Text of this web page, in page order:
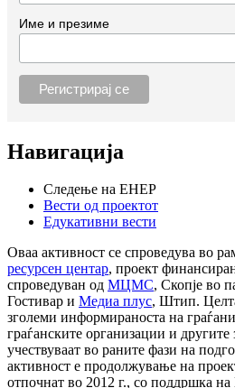
Име и презиме
Навигација
Следење на ЕНЕР
Вести од проектот
Едукативни вести
Оваа активност се спроведува во
ресурсен центар, проект
спроведуван од МЦМС, Скопје во
Гостивар и Медиа плус, Штип.
зголеми информираноста на
граѓанските организации и другите
учествуваат во раните фази на
активност е продолжување на
отпочнат во 2012 г., со